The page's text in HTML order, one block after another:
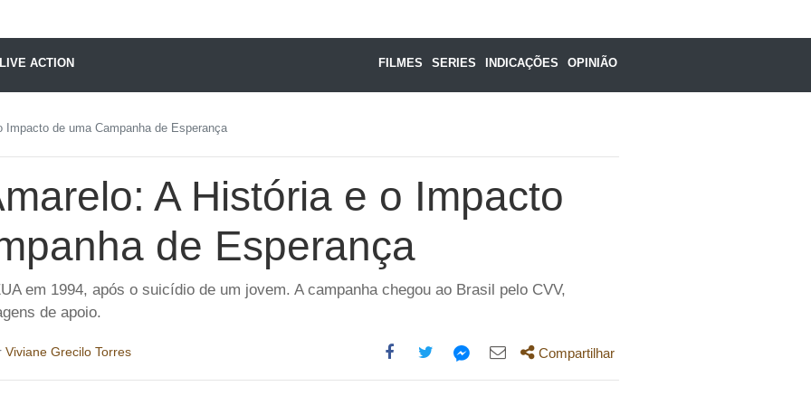
LIVE ACTION FILMES SERIES INDICAÇÕES OPINIÃO
Impacto de uma Campanha de Esperança
A História e o Impacto
de Esperança
em 1994, após o suicídio de um jovem. A campanha chegou ao Brasil pelo CVV,
de apoio.
Viviane Grecilo Torres
Compartilhe
Compartilhe
Compartilhe
Compartilhe
Compartilhar